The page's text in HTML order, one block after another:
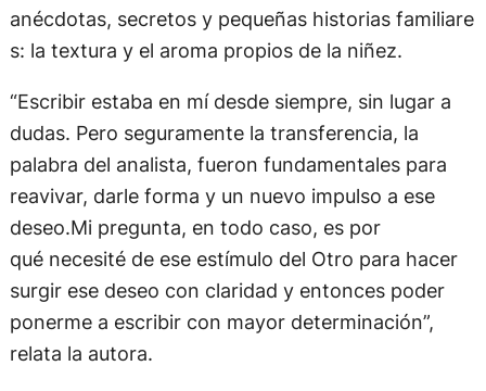
anécdotas, secretos y pequeñas historias familiare
s: la textura y el aroma propios de la niñez.
“Escribir estaba en mí desde siempre, sin lugar a
dudas. Pero seguramente la transferencia, la
palabra del analista, fueron fundamentales para
reavivar, darle forma y un nuevo impulso a ese
deseo.Mi pregunta, en todo caso, es por
qué necesité de ese estímulo del Otro para hacer
surgir ese deseo con claridad y entonces poder
ponerme a escribir con mayor determinación”,
relata la autora.